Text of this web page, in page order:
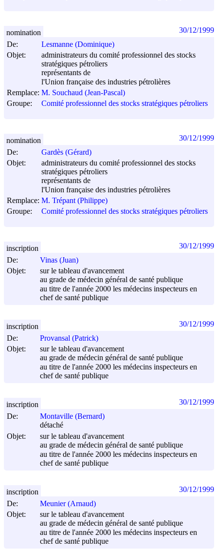
De:
Lesmanne (Dominique)
Objet:
administrateurs du comité professionnel des stocks
stratégiques pétroliers
représentants de
l'Union française des industries pétrolières
Remplace: M. Souchaud (Jean-Pascal)
Groupe:
Comité professionnel des stocks stratégiques pétroliers
nomination 30/12/1999
De:
Gardès (Gérard)
Objet:
administrateurs du comité professionnel des stocks
stratégiques pétroliers
représentants de
l'Union française des industries pétrolières
Remplace: M. Trépant (Philippe)
Groupe:
Comité professionnel des stocks stratégiques pétroliers
nomination 30/12/1999
De:
Vinas (Juan)
Objet:
sur le tableau d'avancement
au grade de médecin général de santé publique
au titre de l'année 2000 les médecins inspecteurs en
chef de santé publique
inscription 30/12/1999
De:
Provansal (Patrick)
Objet:
sur le tableau d'avancement
au grade de médecin général de santé publique
au titre de l'année 2000 les médecins inspecteurs en
chef de santé publique
inscription 30/12/1999
De:
Montaville (Bernard)
détaché
Objet:
sur le tableau d'avancement
au grade de médecin général de santé publique
au titre de l'année 2000 les médecins inspecteurs en
chef de santé publique
inscription 30/12/1999
De:
Meunier (Arnaud)
Objet:
sur le tableau d'avancement
au grade de médecin général de santé publique
au titre de l'année 2000 les médecins inspecteurs en
chef de santé publique
inscription 30/12/1999